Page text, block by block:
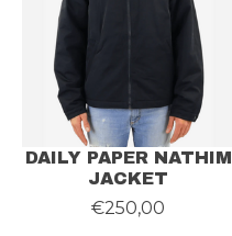
DAILY PAPER NATHIM
JACKET
€250,00